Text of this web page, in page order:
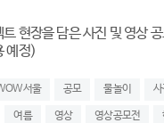
현장을 담은 사진 및 영상
예정)
서울 공모 물놀이
여름 영상 영상공모전